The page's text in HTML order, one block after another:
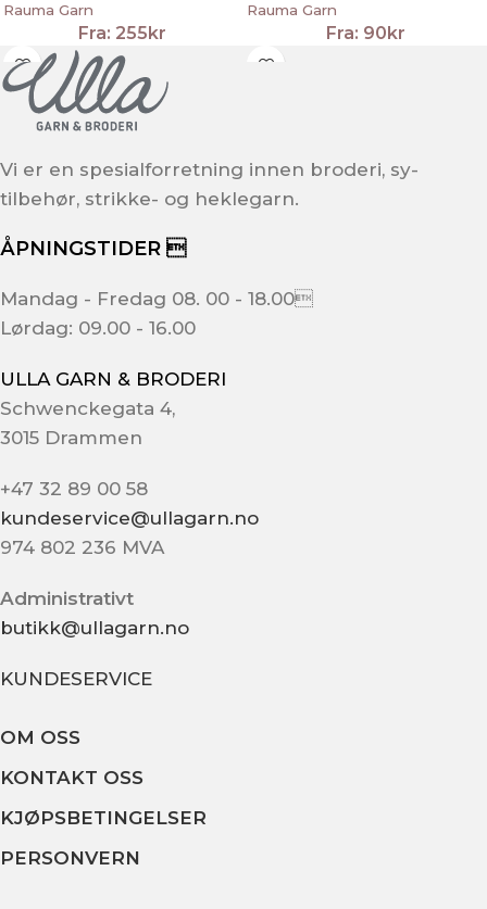
Rauma Garn
Fra: 255kr
Rauma Garn
Fra: 90kr
Vi er en spesialforretning innen broderi, sy-
tilbehør, strikke- og heklegarn.
ÅPNINGSTIDER 
Mandag - Fredag 08. 00 - 18.00
Lørdag: 09.00 - 16.00
ULLA GARN & BRODERI
Schwenckegata 4,
3015 Drammen
+47 32 89 00 58
kundeservice@ullagarn.no
974 802 236 MVA
Administrativt
butikk@ullagarn.no
KUNDESERVICE
OM OSS
KONTAKT OSS
KJØPSBETINGELSER
PERSONVERN